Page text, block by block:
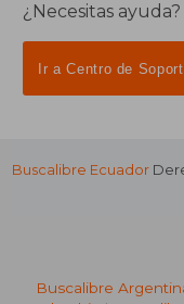
¿Necesitas ayuda?
Ir a Centro de
Buscalibre Ecuador
Buscalibre